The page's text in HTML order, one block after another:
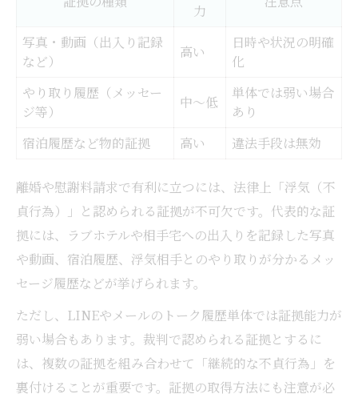
力
写真・動画（出入り記録
など）
高い
日時や状況の明確
化
やり取り履歴（メッセー
ジ等）
中〜低
単体では弱い場合
あり
宿泊履歴など物的証拠
高い 違法手段は無効
離婚や慰謝料請求で有利に立つには、法律上「浮気（不
貞行為）」と認められる証拠が不可欠です。代表的な証
拠には、ラブホテルや相手宅への出入りを記録した写真
や動画、宿泊履歴、浮気相手とのやり取りが分かるメッ
セージ履歴などが挙げられます。
ただし、LINEやメールのトーク履歴単体では証拠能力が
弱い場合もあります。裁判で認められる証拠とするに
は、複数の証拠を組み合わせて「継続的な不貞行為」を
裏付けることが重要です。証拠の取得方法にも注意が必